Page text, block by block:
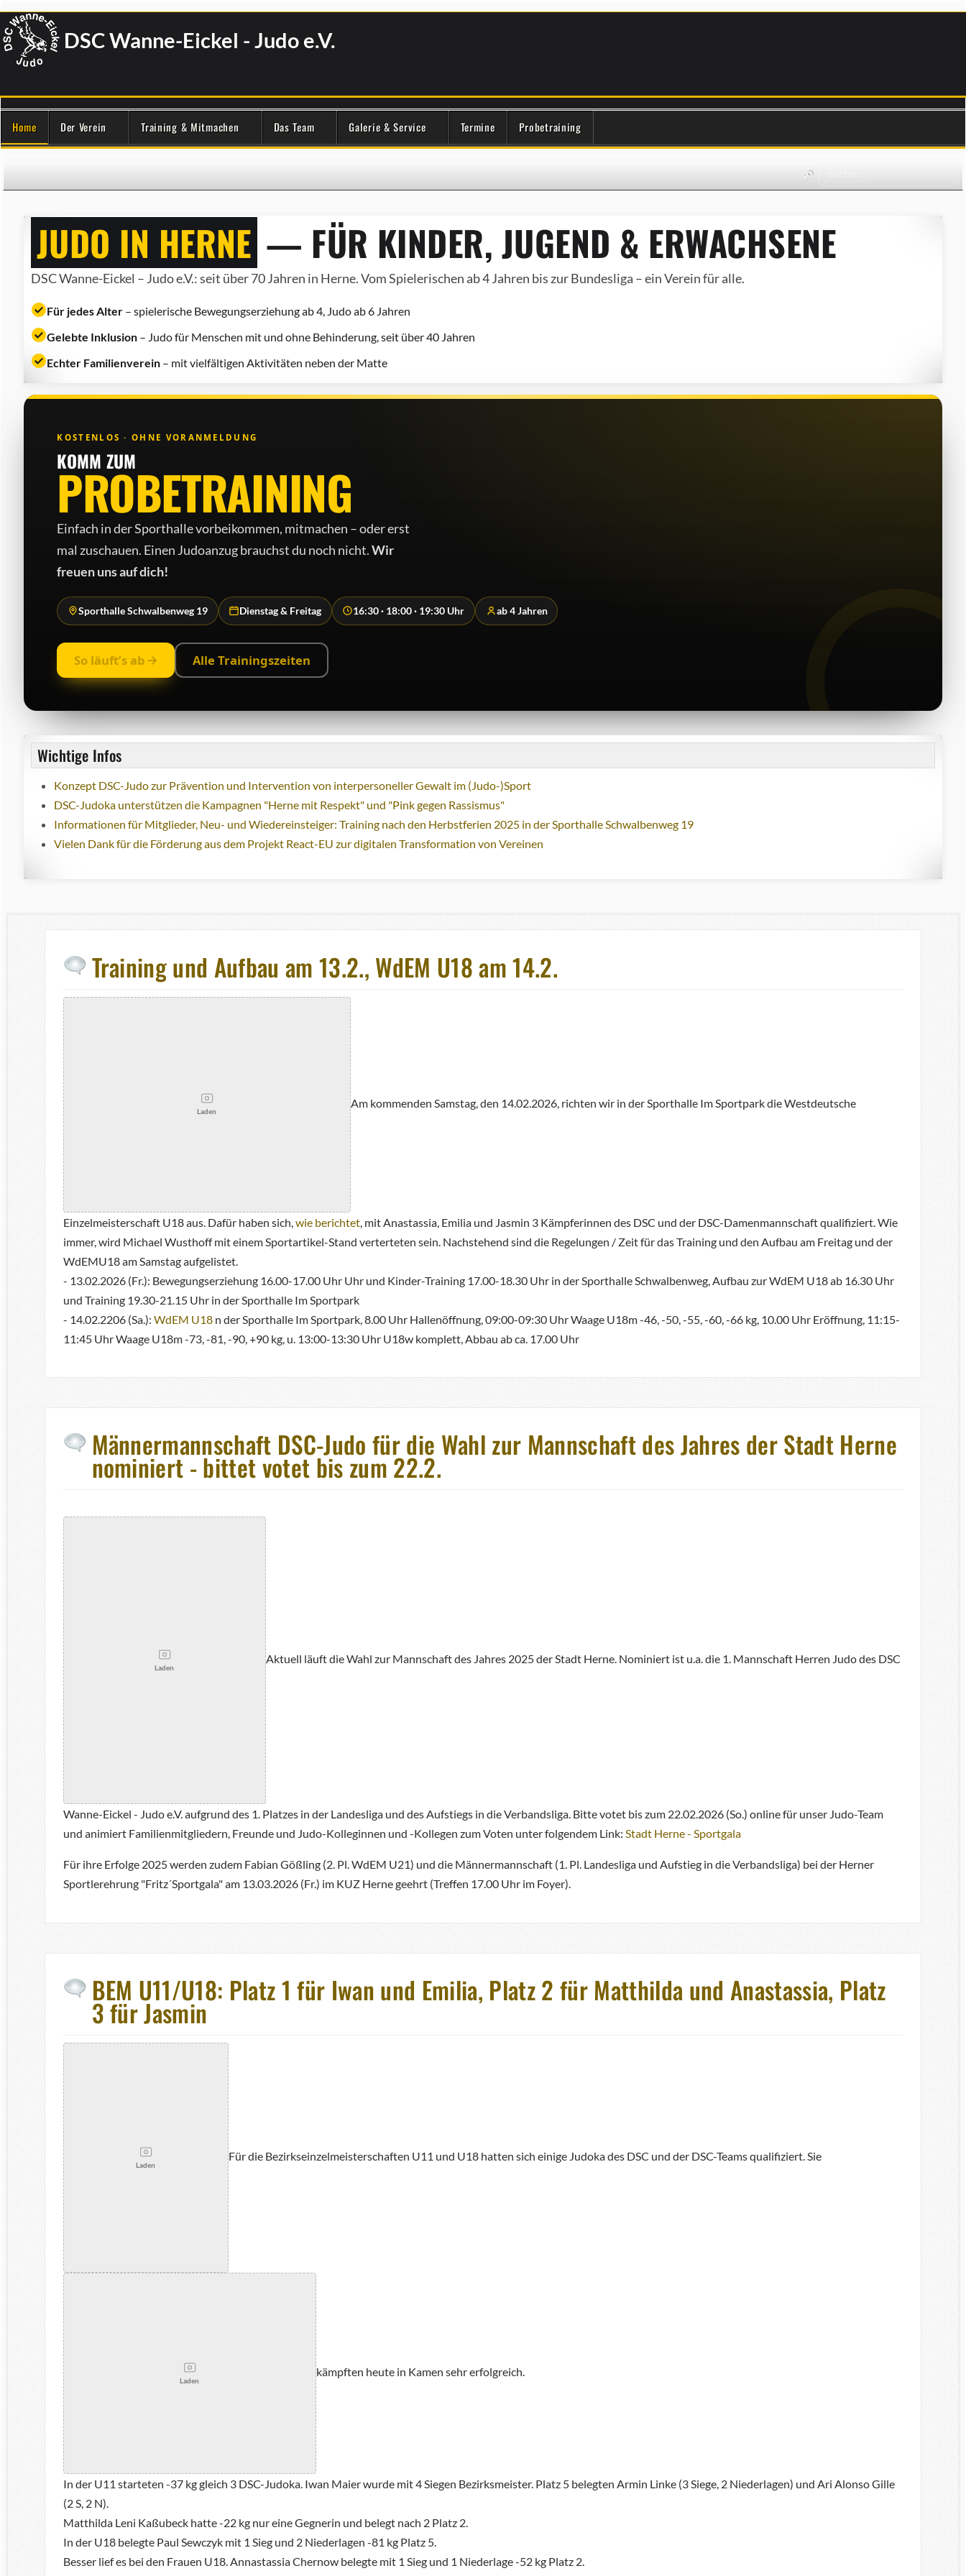
DSC Wanne-Eickel - Judo e.V.
Home Der Verein Training & Mitmachen Das Team Galerie & Service Termine Probetraining
JUDO IN HERNE — FÜR KINDER, JUGEND & ERWACHSENE
DSC Wanne-Eickel – Judo e.V.: seit über 70 Jahren in Herne. Vom Spielerischen ab 4 Jahren bis zur Bundesliga – ein Verein für alle.
Für jedes Alter – spielerische Bewegungserziehung ab 4, Judo ab 6 Jahren
Gelebte Inklusion – Judo für Menschen mit und ohne Behinderung, seit über 40 Jahren
Echter Familienverein – mit vielfältigen Aktivitäten neben der Matte
KOSTENLOS · OHNE VORANMELDUNG
KOMM ZUM
PROBETRAINING
Einfach in der Sporthalle vorbeikommen, mitmachen – oder erst
mal zuschauen. Einen Judo­anzug brauchst du noch nicht.Wir
freuen uns auf dich!
Sporthalle Schwalbenweg 19 Dienstag & Freitag 16:30 · 18:00 · 19:30 Uhr ab 4 Jahren
So läuft’s ab Alle Trainingszeiten
Wichtige Infos
Konzept DSC-Judo zur Prävention und Intervention von interpersoneller Gewalt im (Judo-)Sport
DSC-Judoka unterstützen die Kampagnen "Herne mit Respekt" und "Pink gegen Rassismus"
Informationen für Mitglieder, Neu- und Wiedereinsteiger: Training nach den Herbstferien 2025 in der Sporthalle Schwalbenweg 19
Vielen Dank für die Förderung aus dem Projekt React-EU zur digitalen Transformation von Vereinen
Training und Aufbau am 13.2., WdEM U18 am 14.2.
Laden
Am kommenden Samstag, den 14.02.2026, richten wir in der Sporthalle Im Sportpark die Westdeutsche
Einzelmeisterschaft U18 aus. Dafür haben sich, wie berichtet, mit Anastassia, Emilia und Jasmin 3 Kämpferinnen des DSC und der DSC-Damenmannschaft qualifiziert. Wie
immer, wird Michael Wusthoff mit einem Sportartikel-Stand verterteten sein. Nachstehend sind die Regelungen / Zeit für das Training und den Aufbau am Freitag und der
WdEMU18 am Samstag aufgelistet.
- 13.02.2026 (Fr.): Bewegungserziehung 16.00-17.00 Uhr Uhr und Kinder-Training 17.00-18.30 Uhr in der Sporthalle Schwalbenweg, Aufbau zur WdEM U18 ab 16.30 Uhr
und Training 19.30-21.15 Uhr in der Sporthalle Im Sportpark
- 14.02.2206 (Sa.): WdEM U18n der Sporthalle Im Sportpark, 8.00 Uhr Hallenöffnung, 09:00-09:30 Uhr Waage U18m -46, -50, -55, -60, -66 kg, 10.00 Uhr Eröffnung, 11:15-
11:45 Uhr Waage U18m -73, -81, -90, +90 kg, u. 13:00-13:30 Uhr U18w komplett, Abbau ab ca. 17.00 Uhr
Männermannschaft DSC-Judo für die Wahl zur Mannschaft des Jahres der Stadt Herne
nominiert - bittet votet bis zum 22.2.
Laden
Aktuell läuft die Wahl zur Mannschaft des Jahres 2025 der Stadt Herne. Nominiert ist u.a. die 1. Mannschaft Herren Judo des DSC
Wanne-Eickel - Judo e.V. aufgrund des 1. Platzes in der Landesliga und des Aufstiegs in die Verbandsliga. Bitte votet bis zum 22.02.2026 (So.) online für unser Judo-Team
und animiert Familienmitgliedern, Freunde und Judo-Kolleginnen und -Kollegen zum Voten unter folgendem Link: Stadt Herne - Sportgala
Für ihre Erfolge 2025 werden zudem Fabian Gößling (2. Pl. WdEM U21) und die Männermannschaft (1. Pl. Landesliga und Aufstieg in die Verbandsliga) bei der Herner
Sportlerehrung "Fritz´Sportgala" am 13.03.2026 (Fr.) im KUZ Herne geehrt (Treffen 17.00 Uhr im Foyer).
BEM U11/U18: Platz 1 für Iwan und Emilia, Platz 2 für Matthilda und Anastassia, Platz
3 für Jasmin
Laden
Für die Bezirkseinzelmeisterschaften U11 und U18 hatten sich einige Judoka des DSC und der DSC-Teams qualifiziert. Sie
Laden
kämpften heute in Kamen sehr erfolgreich.
In der U11 starteten -37 kg gleich 3 DSC-Judoka. Iwan Maier wurde mit 4 Siegen Bezirksmeister. Platz 5 belegten Armin Linke (3 Siege, 2 Niederlagen) und Ari Alonso Gille
(2 S, 2 N).
Matthilda Leni Kaßubeck hatte -22 kg nur eine Gegnerin und belegt nach 2 Platz 2.
In der U18 belegte Paul Sewczyk mit 1 Sieg und 2 Niederlagen -81 kg Platz 5.
Besser lief es bei den Frauen U18. Annastassia Chernow belegte mit 1 Sieg und 1 Niederlage -52 kg Platz 2.